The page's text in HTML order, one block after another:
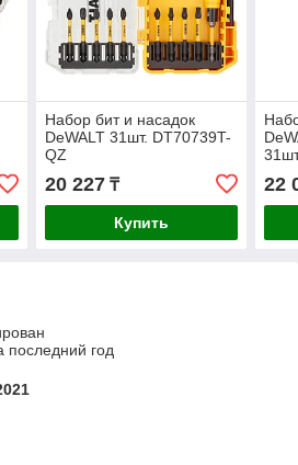
Набор бит и насадок
DeWALT 31шт. DT70739T-
QZ
20 227₸
Купить
22
последний год